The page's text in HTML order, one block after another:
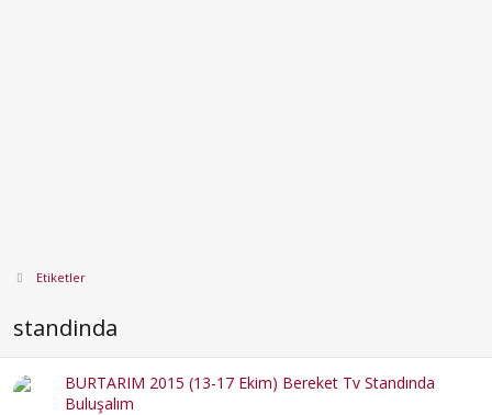
Etiketler
standinda
BURTARIM 2015 (13-17 Ekim) Bereket Tv Standında
Buluşalım